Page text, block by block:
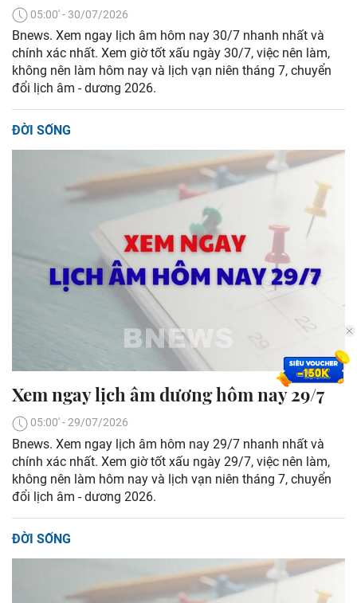
05:00' - 30/07/2026
Bnews. Xem ngay lịch âm hôm nay 30/7 nhanh nhất và
chính xác nhất. Xem giờ tốt xấu ngày 30/7, việc nên làm,
không nên làm hôm nay và lịch vạn niên tháng 7, chuyển
đổi lịch âm - dương 2026.
ĐỜI SỐNG
Xem ngay lịch âm dương hôm nay 29/7
05:00' - 29/07/2026
Bnews. Xem ngay lịch âm hôm nay 29/7 nhanh nhất và
chính xác nhất. Xem giờ tốt xấu ngày 29/7, việc nên làm,
không nên làm hôm nay và lịch vạn niên tháng 7, chuyển
đổi lịch âm - dương 2026.
ĐỜI SỐNG